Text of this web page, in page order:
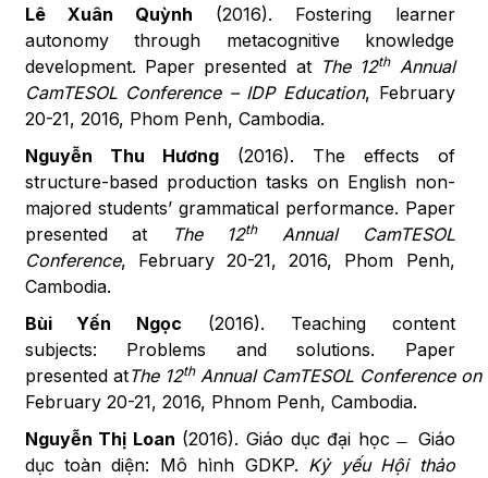
Lê Xuân Quỳnh (2016). Fostering learner
autonomy through metacognitive knowledge
development. Paper presented at The 12thAnnual
CamTESOL Conference – IDP Education, February
20-21, 2016, Phom Penh, Cambodia.
Nguyễn Thu Hương(2016). The effects of
structure-based production tasks on English non-
majored students’ grammatical performance. Paper
presented at
The 12thAnnual CamTESOL
Conference, February 20-21, 2016, Phom Penh,
Cambodia.
Bùi Yến Ngọc (2016). Teaching content
subjects: Problems and solutions. Paper
presented atThe 12thAnnual CamTESOL Conference
February 20-21, 2016, Phnom Penh, Cambodia.
Nguyễn Thị Loan (2016). Giáo dục đại học ̶ Giáo
dục toàn diện: Mô hình GDKP. Kỷ yếu Hội thảo